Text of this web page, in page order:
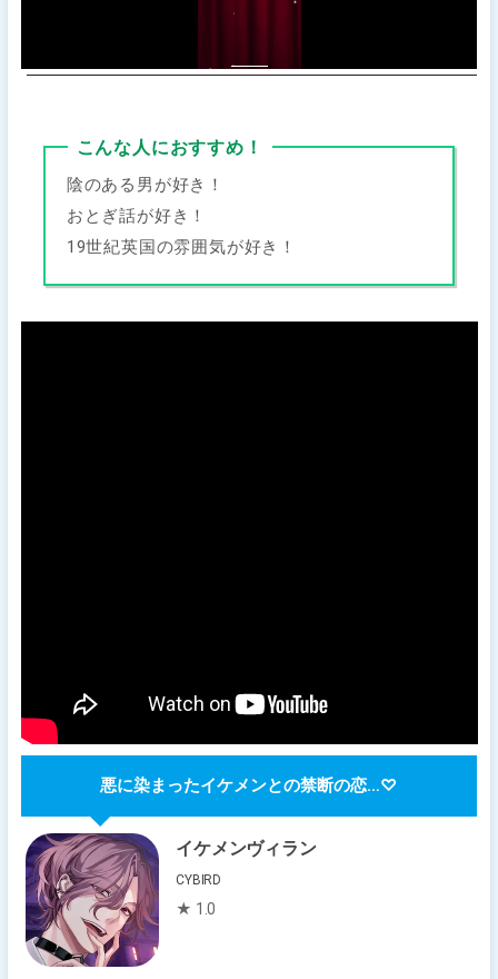
こんな人におすすめ！
陰のある男が好き！
おとぎ話が好き！
19世紀英国の雰囲気が好き！
悪に染まったイケメンとの禁断の恋…♡
イケメンヴィラン
CYBIRD
★ 1.0